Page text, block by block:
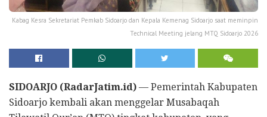
Kabag Kesra Sekretariat Pemkab Sidoarjo dan Kepala Kemenag Sidoarjo saat meminpin
Technical Meeting jelang MTQ Sidoarjo 2026
SIDOARJO (RadarJatim.id) — Pemerintah Kabupaten
Sidoarjo kembali akan menggelar Musabaqah